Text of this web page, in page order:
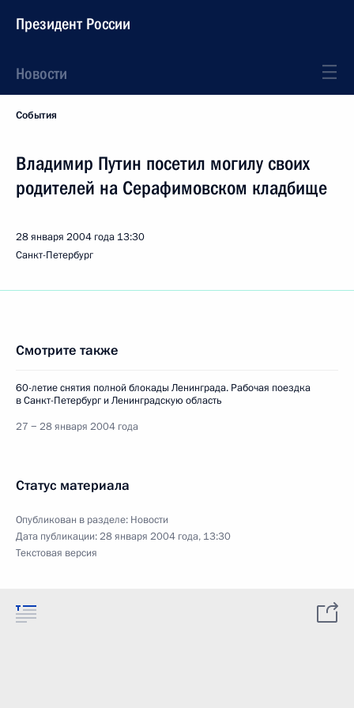
Президент России
Новости
События
Владимир Путин посетил могилу своих
родителей на Серафимовском кладбище
28 января 2004 года 13:30
Санкт-Петербург
Смотрите также
60-летие снятия полной блокады Ленинграда. Рабочая поездка
в Санкт-Петербург и Ленинградскую область
27 − 28 января 2004 года
Статус материала
Опубликован в разделе: Новости
Дата публикации:28 января 2004 года, 13:30
Текстовая версия